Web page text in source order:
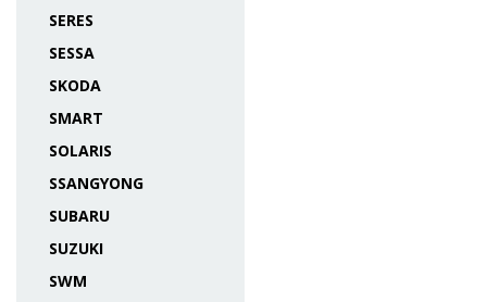
SERES
SESSA
SKODA
SMART
SOLARIS
SSANGYONG
SUBARU
SUZUKI
SWM